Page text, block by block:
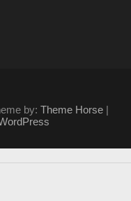
by: Theme Horse |